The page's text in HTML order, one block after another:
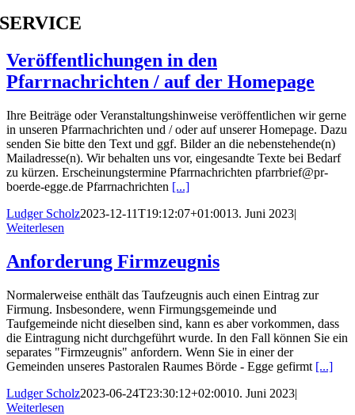
SERVICE
Veröffentlichungen in den
Pfarrnachrichten / auf der Homepage
Ihre Beiträge oder Veranstaltungshinweise veröffentlichen wir gerne
in unseren Pfarrnachrichten und / oder auf unserer Homepage. Dazu
senden Sie bitte den Text und ggf. Bilder an die nebenstehende(n)
Mailadresse(n). Wir behalten uns vor, eingesandte Texte bei Bedarf
zu kürzen. Erscheinungstermine Pfarrnachrichten pfarrbrief@pr-
boerde-egge.de Pfarrnachrichten [...]
Ludger Scholz2023-12-11T19:12:07+01:0013. Juni 2023|
Weiterlesen
Anforderung Firmzeugnis
Normalerweise enthält das Taufzeugnis auch einen Eintrag zur
Firmung. Insbesondere, wenn Firmungsgemeinde und
Taufgemeinde nicht dieselben sind, kann es aber vorkommen, dass
die Eintragung nicht durchgeführt wurde. In den Fall können Sie ein
separates "Firmzeugnis" anfordern. Wenn Sie in einer der
Gemeinden unseres Pastoralen Raumes Börde - Egge gefirmt [...]
Ludger Scholz2023-06-24T23:30:12+02:0010. Juni 2023|
Weiterlesen